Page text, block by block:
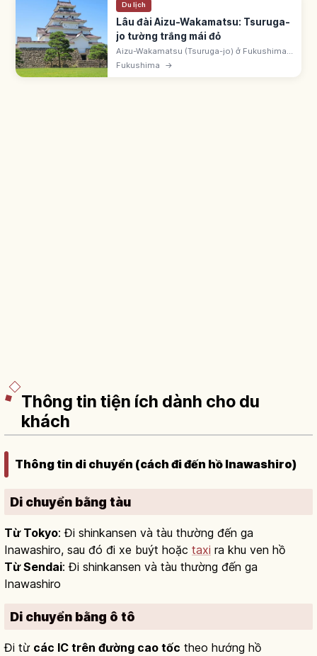
Du lịch
Lâu đài Aizu-Wakamatsu: Tsuruga-
jo tường trắng mái đỏ
Aizu-Wakamatsu (Tsuruga-jo) ở Fukushima
nổi bật với tường trắng và mái ngói đỏ hiếm
Fukushima →
Thông tin tiện ích dành cho du
khách
Thông tin di chuyển (cách đi đến hồ Inawashiro)
Di chuyển bằng tàu
Từ Tokyo: Đi shinkansen và tàu thường đến ga
Inawashiro, sau đó đi xe buýt hoặc taxi ra khu ven hồ
Từ Sendai: Đi shinkansen và tàu thường đến ga
Inawashiro
Di chuyển bằng ô tô
Đi từ các IC trên đường cao tốc theo hướng hồ